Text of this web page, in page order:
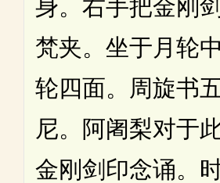
身。右手把金刚
梵夹。坐于月轮
轮四面。周旋书
尼。阿阇梨对于
金刚剑印念诵。